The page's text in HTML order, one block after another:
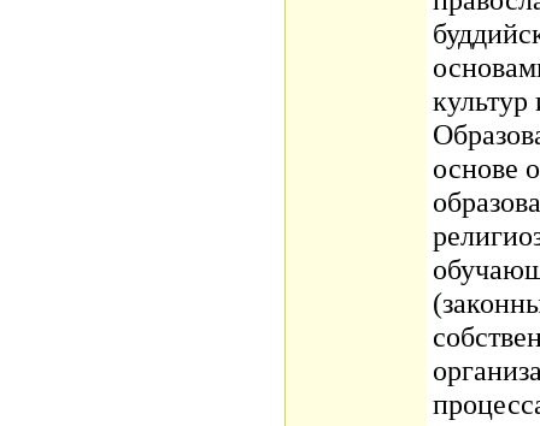
культур
основе